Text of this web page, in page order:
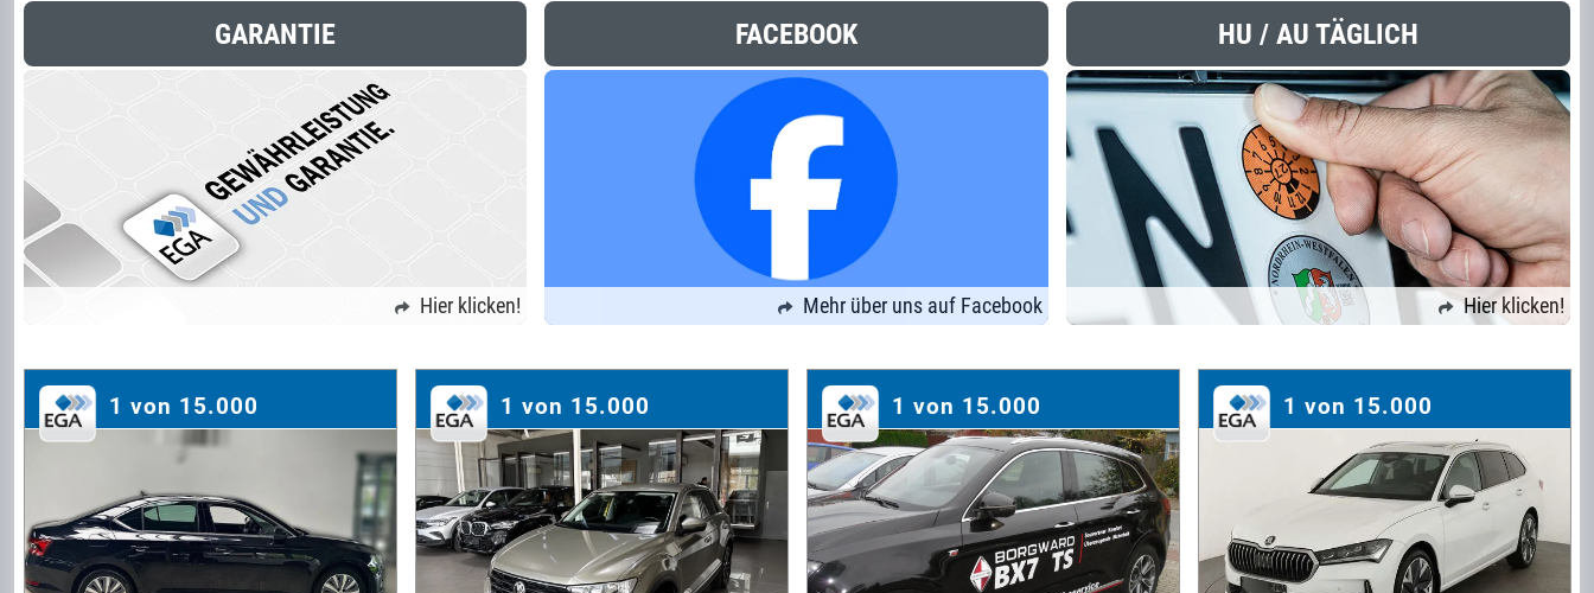
GARANTIE
Hier klicken!
FACEBOOK
Mehr über uns auf Facebook
HU / AU TÄGLICH
Hier klicken!
1 von 15.000 1 von 15.000 1 von 15.000 1 von 15.000